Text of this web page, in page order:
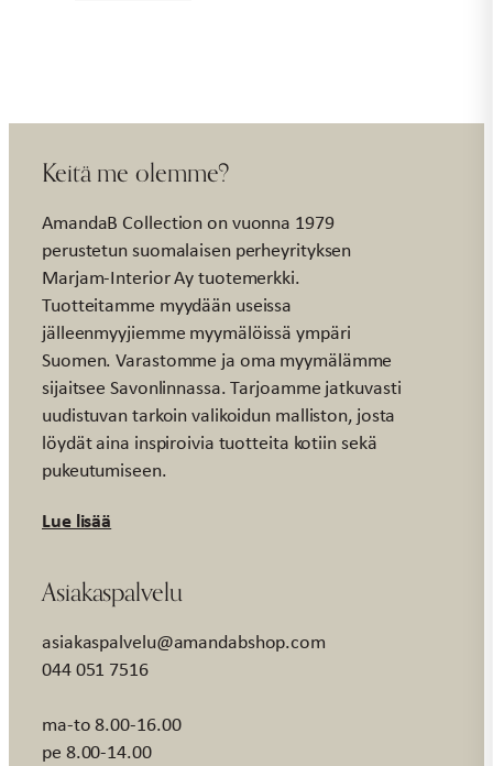
Keitä me olemme?
AmandaB Collection on vuonna 1979
perustetun suomalaisen perheyrityksen
Marjam-Interior Ay tuotemerkki.
Tuotteitamme myydään useissa
jälleenmyyjiemme myymälöissä ympäri
Suomen. Varastomme ja oma myymälämme
sijaitsee Savonlinnassa. Tarjoamme jatkuvasti
uudistuvan tarkoin valikoidun malliston, josta
löydät aina inspiroivia tuotteita kotiin sekä
pukeutumiseen.
Lue lisää
Asiakaspalvelu
asiakaspalvelu@amandabshop.com
044 051 7516
ma-to 8.00-16.00
pe 8.00-14.00